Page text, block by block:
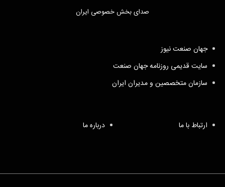
صدای بخش خصوصی ایران
جهان صنعت نیوز
سایت قدیمی روزنامه جهان صنعت
سازمان متخصصین و مدیران ایران
ارتباط با ما درباره ما